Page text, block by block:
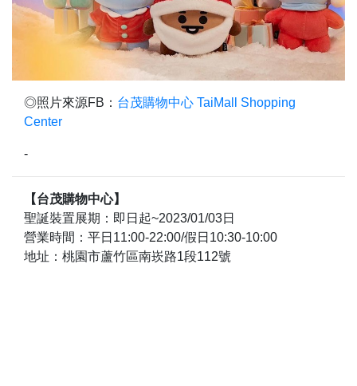
◎照片來源FB： 台茂購物中心 TaiMall Shopping
Center
-
【台茂購物中心】
聖誕裝置展期：即日起~2023/01/03日
營業時間：平日11:00-22:00/假日10:30-10:00
地址：桃園市蘆竹區南崁路1段112號